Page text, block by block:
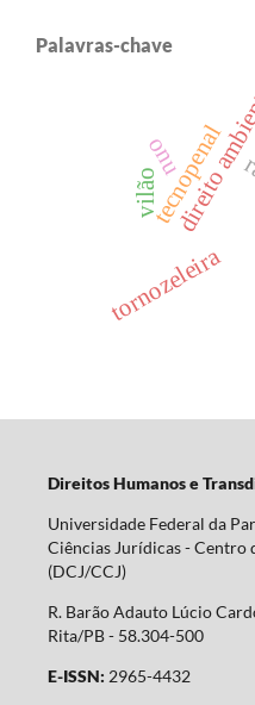
Palavras-chave
tornozeleira
tecnopenal
vilão direito
onu
Direitos Humanos e
Universidade Federal da
Ciências Jurídicas - Centro
(DCJ/CCJ)
R. Barão Adauto Lúcio
Rita/PB - 58.304-500
E-ISSN: 2965-4432